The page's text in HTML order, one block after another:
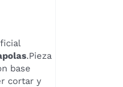
.Pieza
base
cortar y